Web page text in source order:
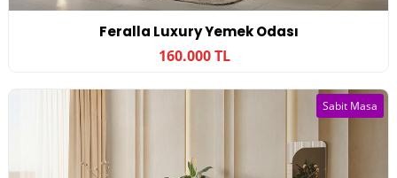
Feralla Luxury Yemek Odası
160.000 TL
Sabit Masa